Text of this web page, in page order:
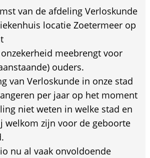
van de afdeling Verloskunde
locatie Zoetermeer op
meebrengt voor
ouders.
van Verloskunde in onze stad
per jaar op het moment
niet weten in welke stad en
welkom zijn voor de geboorte
nu al vaak onvoldoende